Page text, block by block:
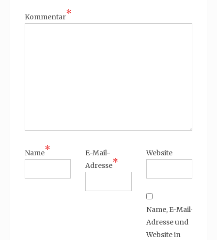
Kommentar*
Name*
E-Mail-
Adresse*
Website
Name, E-Mail-
Adresse und
Website in